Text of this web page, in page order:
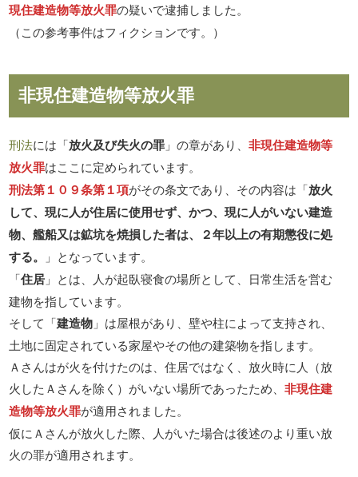
現住建造物等放火罪の疑いで逮捕しました。
（この参考事件はフィクションです。）
非現住建造物等放火罪
刑法には「放火及び失火の罪 」の章があり、非現住建造物等
放火罪はここに定められています。
刑法第１０９条第１項がその条文であり、その内容は「放火
して、現に人が住居に使用せず、かつ、現に人がいない建造
物、艦船又は鉱坑を焼損した者は、２年以上の有期懲役に処
する。
」となっています。
「住居 」とは、人が起臥寝食の場所として、日常生活を営む
建物を指しています。
そして「建造物 」は屋根があり、壁や柱によって支持され、
土地に固定されている家屋やその他の建築物を指します。
Ａさんはが火を付けたのは、住居ではなく、放火時に人（放
火したＡさんを除く）がいない場所であったため、非現住建
造物等放火罪が適用されました。
仮にＡさんが放火した際、人がいた場合は後述のより重い放
火の罪が適用されます。